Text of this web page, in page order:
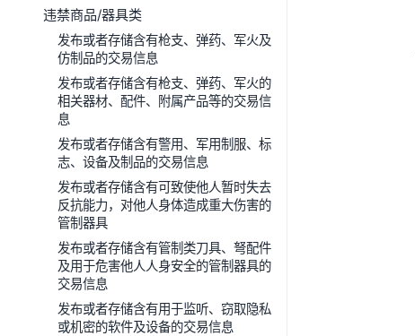
违禁商品/器具类
发布或者存储含有枪支、弹药、军火及
仿制品的交易信息
发布或者存储含有枪支、弹药、军火的
相关器材、配件、附属产品等的交易信
息
发布或者存储含有警用、军用制服、标
志、设备及制品的交易信息
发布或者存储含有可致使他人暂时失去
反抗能力，对他人身体造成重大伤害的
管制器具
发布或者存储含有管制类刀具、弩配件
及用于危害他人人身安全的管制器具的
交易信息
发布或者存储含有用于监听、窃取隐私
或机密的软件及设备的交易信息